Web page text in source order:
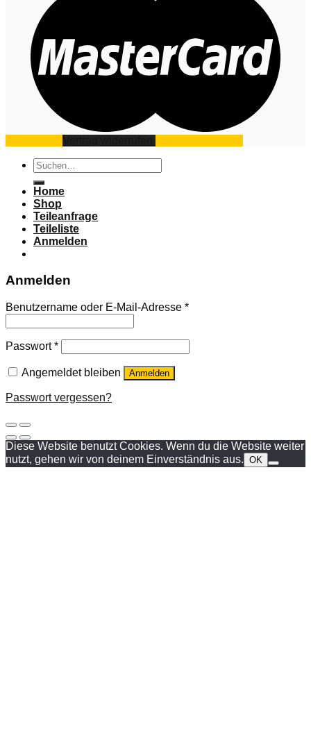
Suchen
nach:
Home
Shop
Teileanfrage
Teileliste
Anmelden
Anmelden
Benutzername oder E-Mail-Adresse *
Passwort*
Angemeldet bleiben Anmelden
Passwort vergessen?
Diese Website benutzt Cookies. Wenn du die Website weiter
nutzt, gehen wir von deinem Einverständnis aus. OK